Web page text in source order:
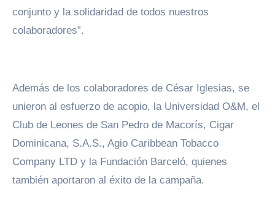
conjunto y la solidaridad de todos nuestros
colaboradores”.
Además de los colaboradores de César Iglesias, se
unieron al esfuerzo de acopio, la Universidad O&M, el
Club de Leones de San Pedro de Macorís, Cigar
Dominicana, S.A.S., Agio Caribbean Tobacco
Company LTD y la Fundación Barceló, quienes
también aportaron al éxito de la campaña.